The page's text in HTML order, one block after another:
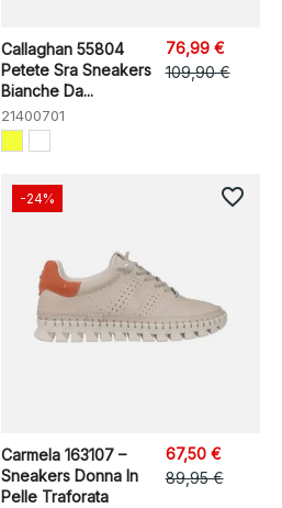
Callaghan 55804
Petete Sra Sneakers
Bianche Da...
21400701
76,99 €
109,90 €
Carmela 163107 –
Sneakers Donna In
Pelle Traforata
67,50 €
89,95 €
-24% favorite_border